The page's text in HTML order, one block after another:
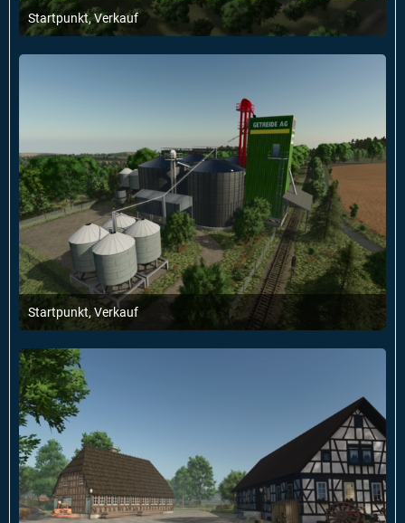
Startpunkt, Verkauf
8. Februar 2025 um 16:44
1
Startpunkt, Verkauf
8. Februar 2025 um 16:44
2